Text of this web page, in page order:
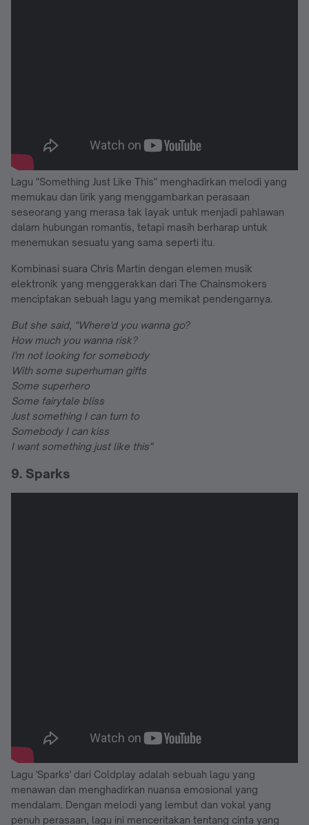
Lagu "Something Just Like This" menghadirkan melodi yang
memukau dan lirik yang menggambarkan perasaan
seseorang yang merasa tak layak untuk menjadi pahlawan
dalam hubungan romantis, tetapi masih berharap untuk
menemukan sesuatu yang sama seperti itu.
Kombinasi suara Chris Martin dengan elemen musik
elektronik yang menggerakkan dari The Chainsmokers
menciptakan sebuah lagu yang memikat pendengarnya.
But she said, "Where'd you wanna go?
How much you wanna risk?
I'm not looking for somebody
With some superhuman gifts
Some superhero
Some fairytale bliss
Just something I can turn to
Somebody I can kiss
I want something just like this"
9. Sparks
Lagu 'Sparks' dari Coldplay adalah sebuah lagu yang
menawan dan menghadirkan nuansa emosional yang
mendalam. Dengan melodi yang lembut dan vokal yang
penuh perasaan, lagu ini menceritakan tentang cinta yang